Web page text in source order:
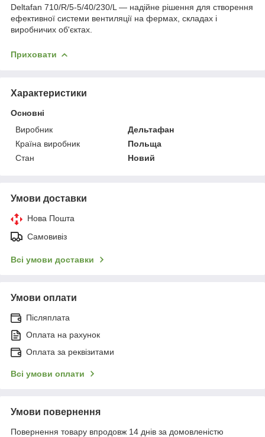
Deltafan 710/R/5-5/40/230/L — надійне рішення для створення
ефективної системи вентиляції на фермах, складах і
виробничих об'єктах.
Приховати
Характеристики
Основні
Виробник
Дельтафан
Країна виробник
Польща
Стан
Новий
Умови доставки
Нова Пошта
Самовивіз
Всі умови доставки
Умови оплати
Післяплата
Оплата на рахунок
Оплата за реквізитами
Всі умови оплати
Умови повернення
Повернення товару впродовж 14 днів за домовленістю